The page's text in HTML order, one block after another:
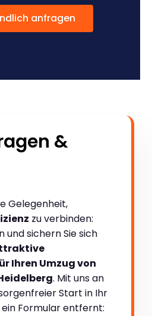
anfragen
&
Gelegenheit,
zu verbinden:
und sichern Sie sich
Ihren Umzug von
. Mit uns an
Start in Ihr
Formular entfernt: